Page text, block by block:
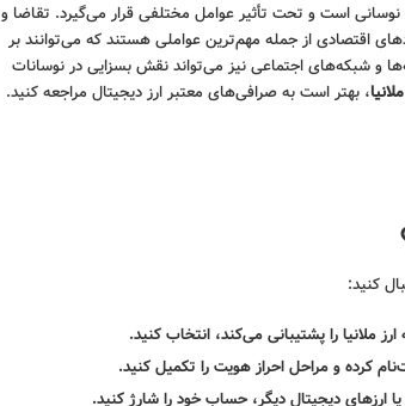
نوسانی است و تحت تأثیر عوامل مختلفی قرار می‌گیرد. تقاضا و
اقتصادی از جمله مهم‌ترین عواملی هستند که می‌توانند بر
و شبکه‌های اجتماعی نیز می‌تواند نقش بسزایی در نوسانات
، بهتر است به صرافی‌های معتبر ارز دیجیتال مراجعه کنید.
کنید:
ارز ملانیارا پشتیبانی می‌کند، انتخاب کنید.
کرده و مراحل احراز هویت را تکمیل کنید.
ارزهای دیجیتال دیگر، حساب خود را شارژ کنید.